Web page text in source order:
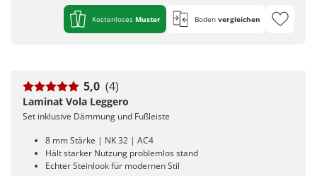
Kostenloses Muster Boden vergleichen
5,0 (4)
Laminat Vola Leggero
Set inklusive Dämmung und Fußleiste
8 mm Stärke | NK 32 | AC4
Hält starker Nutzung problemlos stand
Echter Steinlook für modernen Stil